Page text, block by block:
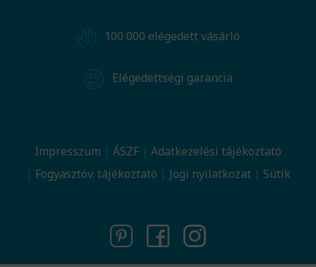
100 000 elégedett vásárló
Elégedettségi garancia
Impresszum ÁSZF
Adatkezelési tájékoztató
Fogyasztóv. tájékoztató
Jogi nyilatkozat Sütik